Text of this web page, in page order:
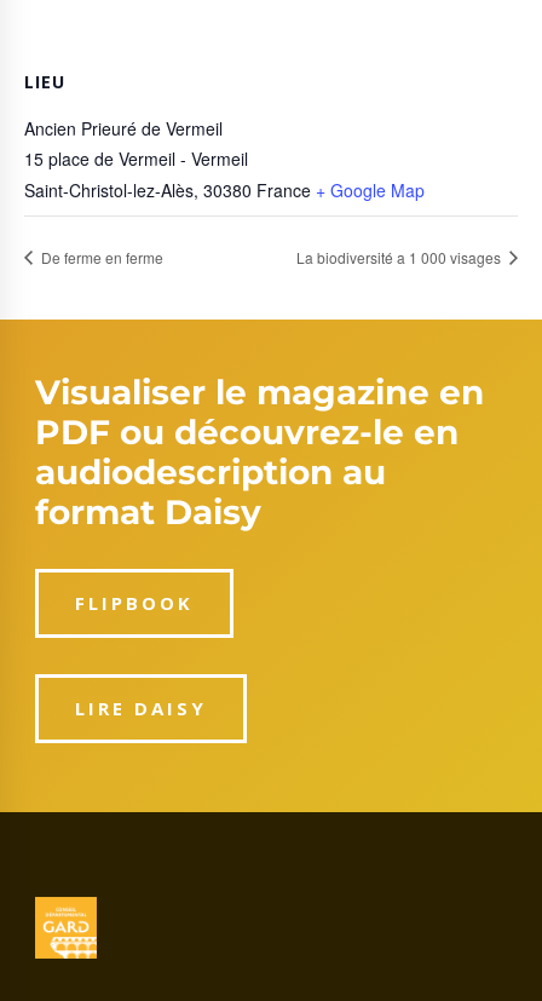
LIEU
Ancien Prieuré de Vermeil
15 place de Vermeil - Vermeil
Saint-Christol-lez-Alès, 30380 France + Google Map
De ferme en ferme La biodiversité a 1 000 visages
Visualiser le magazine en
PDF ou découvrez-le en
audiodescription au
format Daisy
FLIPBOOK
LIRE DAISY